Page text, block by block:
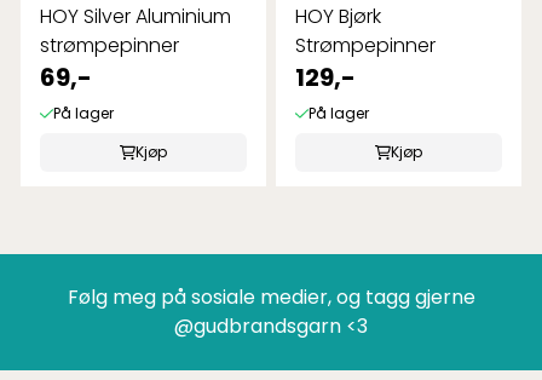
HOY Silver Aluminium
strømpepinner
69,-
På lager
Kjøp
HOY Bjørk
Strømpepinner
129,-
På lager
Kjøp
Følg meg på sosiale medier, og tagg gjerne
@gudbrandsgarn <3